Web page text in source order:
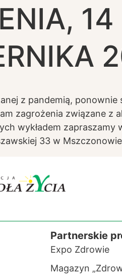
14
z pandemią,
zagrożenia związane z
wykładem
33 w
Partnerskie
Expo Zdrowie
Magazyn